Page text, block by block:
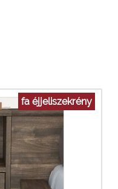
fa éjjeliszekrény